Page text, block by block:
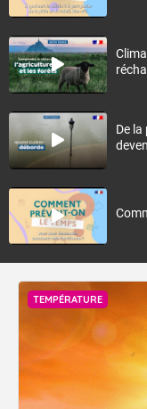
De
TEMPÉRATURE